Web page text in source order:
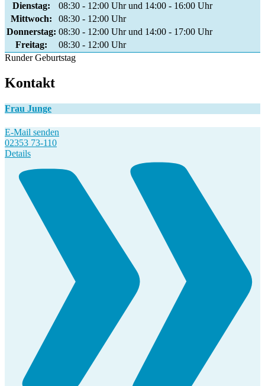
Dienstag:
08:30 - 12:00 Uhr und 14:00 - 16:00 Uhr
Mittwoch:
08:30 - 12:00 Uhr
Donnerstag: 08:30 - 12:00 Uhr und 14:00 - 17:00 Uhr
Freitag:
08:30 - 12:00 Uhr
Runder Geburtstag
Kontakt
Frau Junge
E-Mail senden
02353 73-110
Details